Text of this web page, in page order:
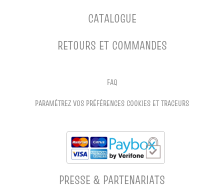
CATALOGUE
RETOURS ET COMMANDES
FAQ
PARAMÉTREZ VOS PRÉFÉRENCES COOKIES ET TRACEURS
PRESSE & PARTENARIATS